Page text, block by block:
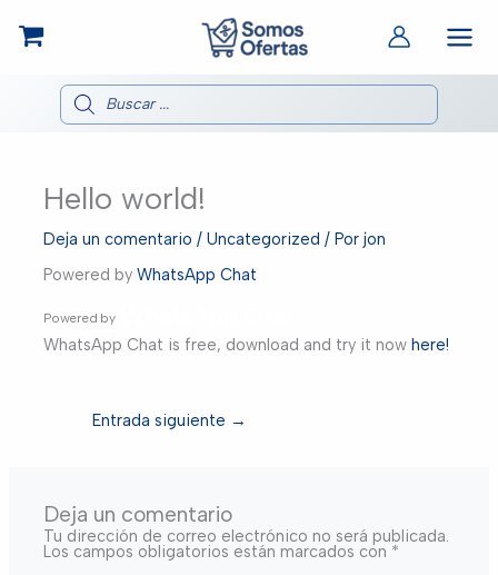
contenido
Búsqueda
de
productos
Hello world!
Deja un comentario /Uncategorized / Porjon
Powered byWhatsApp Chat
Powered by
WhatsApp Chat is free, download and try it nowhere!
Entrada siguiente →
Deja un comentario
Tu dirección de correo electrónico no será publicada.
Los campos obligatorios están marcados con *